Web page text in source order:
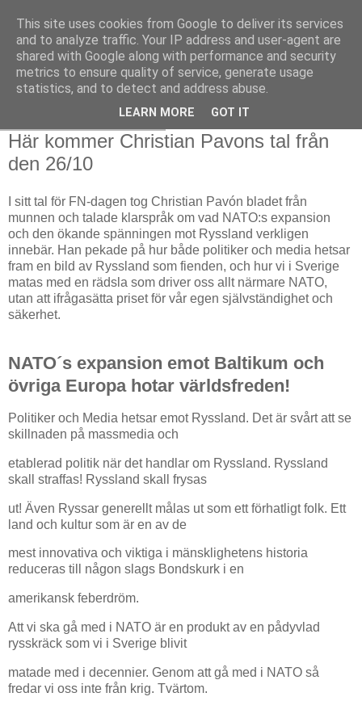
Här kommer Christian Pavons tal från
den 26/10
I sitt tal för FN-dagen tog Christian Pavón bladet från
munnen och talade klarspråk om vad NATO:s expansion
och den ökande spänningen mot Ryssland verkligen
innebär. Han pekade på hur både politiker och media hetsar
fram en bild av Ryssland som fienden, och hur vi i Sverige
matas med en rädsla som driver oss allt närmare NATO,
utan att ifrågasätta priset för vår egen självständighet och
säkerhet.
NATO´s expansion emot Baltikum och
övriga Europa hotar världsfreden!
Politiker och Media hetsar emot Ryssland. Det är svårt att se
skillnaden på massmedia och
etablerad politik när det handlar om Ryssland. Ryssland
skall straffas! Ryssland skall frysas
ut! Även Ryssar generellt målas ut som ett förhatligt folk. Ett
land och kultur som är en av de
mest innovativa och viktiga i mänsklighetens historia
reduceras till någon slags Bondskurk i en
amerikansk feberdröm.
Att vi ska gå med i NATO är en produkt av en pådyvlad
rysskräck som vi i Sverige blivit
matade med i decennier. Genom att gå med i NATO så
fredar vi oss inte från krig. Tvärtom.
This site uses cookies from Google to deliver its services
and to analyze traffic. Your IP address and user-agent are
shared with Google along with performance and security
metrics to ensure quality of service, generate usage
statistics, and to detect and address abuse.
LEARN MORE GOT IT